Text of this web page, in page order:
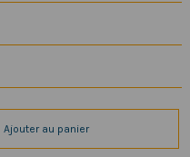
Ajouter au panier
Tous droits réservés